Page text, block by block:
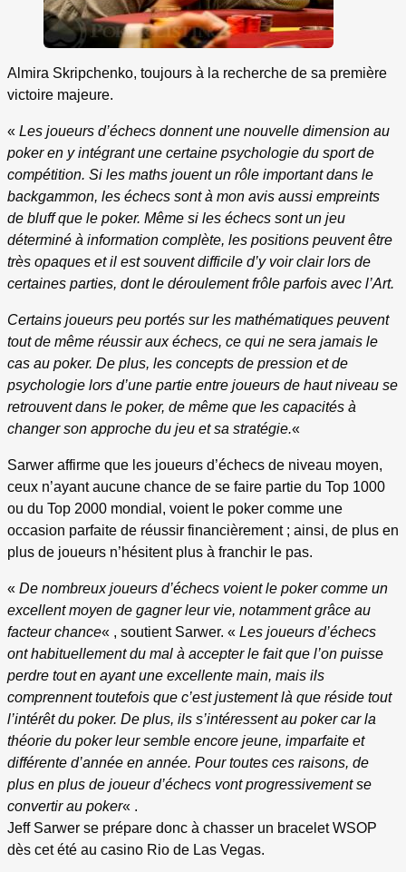
Almira Skripchenko, toujours à la recherche de sa première
victoire majeure.
« Les joueurs d’échecs donnent une nouvelle dimension au
poker en y intégrant une certaine psychologie du sport de
compétition. Si les maths jouent un rôle important dans le
backgammon, les échecs sont à mon avis aussi empreints
de bluff que le poker. Même si les échecs sont un jeu
déterminé à information complète, les positions peuvent être
très opaques et il est souvent difficile d’y voir clair lors de
certaines parties, dont le déroulement frôle parfois avec l’Art.
Certains joueurs peu portés sur les mathématiques peuvent
tout de même réussir aux échecs, ce qui ne sera jamais le
cas au poker. De plus, les concepts de pression et de
psychologie lors d’une partie entre joueurs de haut niveau se
retrouvent dans le poker, de même que les capacités à
changer son approche du jeu et sa stratégie.«
Sarwer affirme que les joueurs d’échecs de niveau moyen,
ceux n’ayant aucune chance de se faire partie du Top 1000
ou du Top 2000 mondial, voient le poker comme une
occasion parfaite de réussir financièrement ; ainsi, de plus en
plus de joueurs n’hésitent plus à franchir le pas.
« De nombreux joueurs d’échecs voient le poker comme un
excellent moyen de gagner leur vie, notamment grâce au
facteur chance« , soutient Sarwer. « Les joueurs d’échecs
ont habituellement du mal à accepter le fait que l’on puisse
perdre tout en ayant une excellente main, mais ils
comprennent toutefois que c’est justement là que réside tout
l’intérêt du poker. De plus, ils s’intéressent au poker car la
théorie du poker leur semble encore jeune, imparfaite et
différente d’année en année. Pour toutes ces raisons, de
plus en plus de joueur d’échecs vont progressivement se
convertir au poker« .
Jeff Sarwer se prépare donc à chasser un bracelet WSOP
dès cet été au casino Rio de Las Vegas.